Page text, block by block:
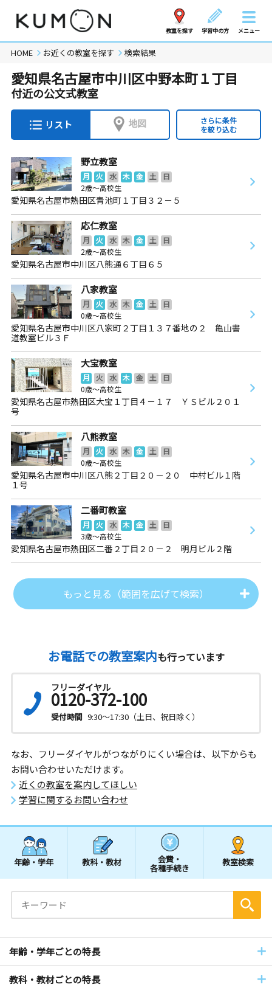
教室を探す 学習中の方 メニュー
HOME お近くの教室を探す 検索結果
愛知県名古屋市中川区中野本町１丁目
付近の公文式教室
リスト 地図
さらに条件
を絞り込む
野立教室
月 火 水 木 金 土
日
2歳～高校生
愛知県名古屋市熱田区青池町１丁目３２－５
応仁教室
月 火 水 木 金 土
日
2歳～高校生
愛知県名古屋市中川区八熊通６丁目６５
八家教室
月 火 水 木 金 土
日
0歳～高校生
愛知県名古屋市中川区八家町２丁目１３７番地の２ 亀山書
道教室ビル３Ｆ
大宝教室
月 火 水 木 金 土
日
0歳～高校生
愛知県名古屋市熱田区大宝１丁目４－１７ ＹＳビル２０１
号
八熊教室
月 火 水 木 金 土
日
0歳～高校生
愛知県名古屋市中川区八熊２丁目２０－２０ 中村ビル１階
１号
二番町教室
月 火 水 木 金 土
日
3歳～高校生
愛知県名古屋市熱田区二番２丁目２０－２ 明月ビル２階
もっと見る（範囲を広げて検索）
お電話での教室案内も行っています
フリーダイヤル
0120-372-100
受付時間 9:30～17:30（土日、祝日除く）
なお、フリーダイヤルがつながりにくい場合は、以下からも
お問い合わせいただけます。
近くの教室を案内してほしい
学習に関するお問い合わせ
年齢・学年 教科・教材 会費・
各種手続き
教室検索
年齢・学年ごとの特長
教科・教材ごとの特長